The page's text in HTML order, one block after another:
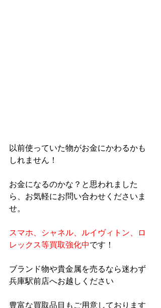
以前使っていた物がお金にかわるかも
しれません！
お金になるのかな？と思われました
ら、お気軽にお問い合わせくださいま
せ。
スマホ、シャネル、ルイヴィトン、ロ
レックス等買取強化中です！
ブランド物や貴金属を売るなら迷わず
兵庫駅前店へお越しください
豊富な買取品目もご用意しております